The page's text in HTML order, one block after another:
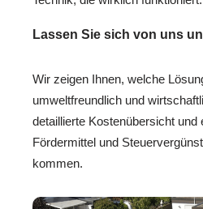
Lassen Sie sich von uns
Wir zeigen Ihnen, welche
umweltfreundlich und
detaillierte Kostenübersicht und
Fördermittel und
kommen.